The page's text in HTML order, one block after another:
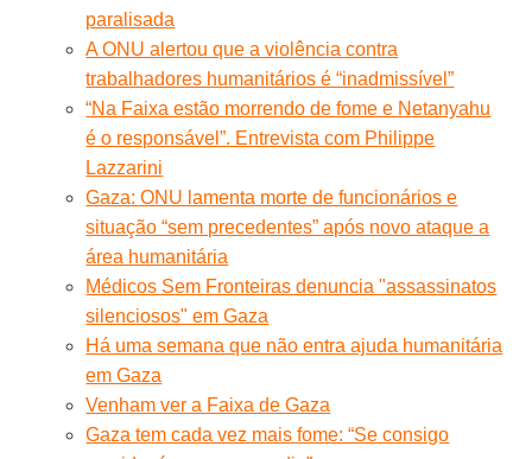
paralisada
A ONU alertou que a violência contra
trabalhadores humanitários é “inadmissível”
“Na Faixa estão morrendo de fome e Netanyahu
é o responsável”. Entrevista com Philippe
Lazzarini
Gaza: ONU lamenta morte de funcionários e
situação “sem precedentes” após novo ataque a
área humanitária
Médicos Sem Fronteiras denuncia "assassinatos
silenciosos" em Gaza
Há uma semana que não entra ajuda humanitária
em Gaza
Venham ver a Faixa de Gaza
Gaza tem cada vez mais fome: “Se consigo